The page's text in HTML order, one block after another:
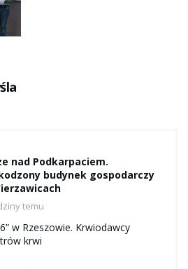
nad Podkarpaciem.
budynek gospodarczy
temu
w Rzeszowie. Krwiodawcy
krwi